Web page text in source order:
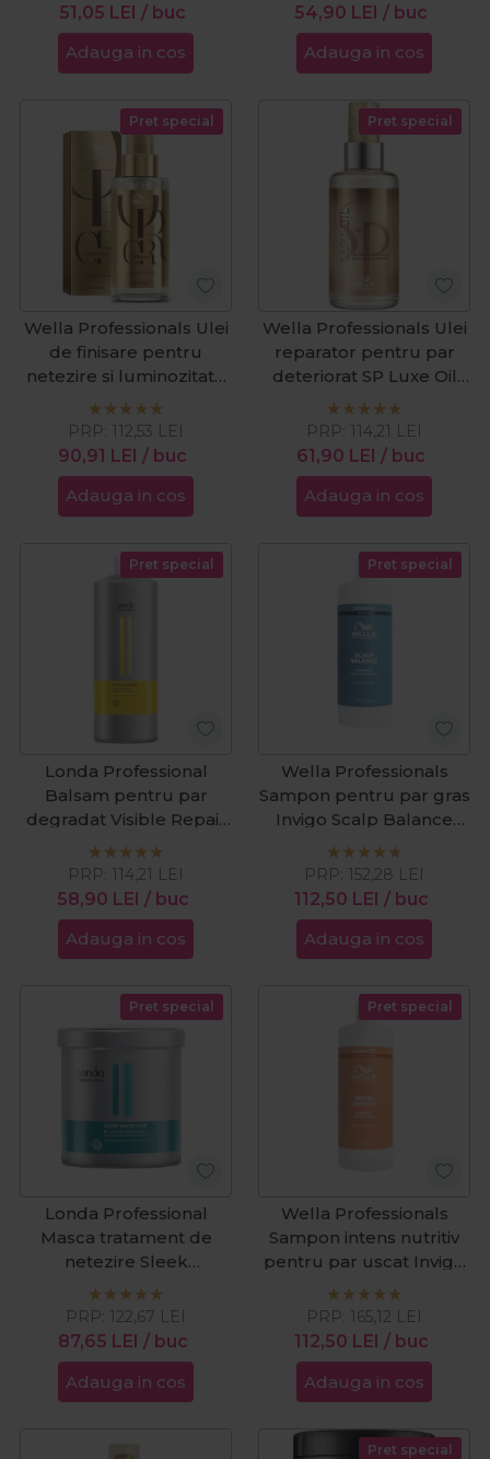
51,05 LEI / buc
Adauga in cos
54,90 LEI / buc
Adauga in cos
Pret special
Wella Professionals Ulei
de finisare pentru
netezire si luminozitate
Oil Reflections 100ml
90,91 LEI / buc
PRP: 112,53 LEI
Adauga in cos
Pret special
Wella Professionals Ulei
reparator pentru par
deteriorat SP Luxe Oil
Reconstructive Elixir
100ml
61,90 LEI / buc
PRP: 114,21 LEI
Adauga in cos
Pret special
Londa Professional
Balsam pentru par
degradat Visible Repair
1000ml
58,90 LEI / buc
PRP: 114,21 LEI
Adauga in cos
Pret special
Wella Professionals
Sampon pentru par gras
Invigo Scalp Balance
Oily Scalp 1000ml
112,50 LEI / buc
PRP: 152,28 LEI
Adauga in cos
Pret special
Londa Professional
Masca tratament de
netezire Sleek
Smoother 750ml
87,65 LEI / buc
PRP: 122,67 LEI
Adauga in cos
Pret special
Wella Professionals
Sampon intens nutritiv
pentru par uscat Invigo
Nutri Enrich 1000ml
112,50 LEI / buc
PRP: 165,12 LEI
Adauga in cos
Pret special